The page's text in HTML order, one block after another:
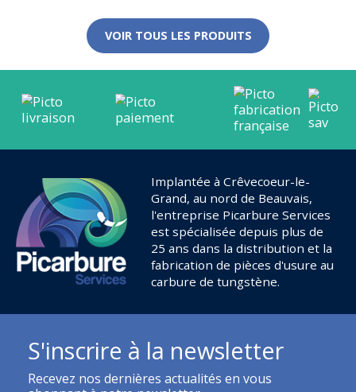
VOIR TOUS LES PRODUITS
Implantée à Crêvecoeur-le-
Grand, au nord de Beauvais,
l'entreprise Picarbure Services
est spécialisée depuis plus de
25 ans dans la distribution et la
fabrication de pièces d'usure au
carbure de tungstène.
S'inscrire à la newsletter
Recevez nos dernières actualités en vous